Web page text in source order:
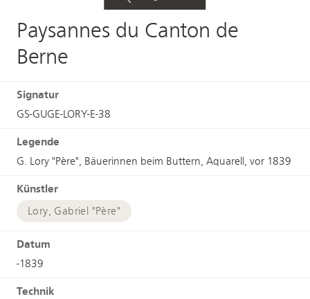
Paysannes du Canton de
Berne
Signatur
GS-GUGE-LORY-E-38
Legende
G. Lory "Père", Bäuerinnen beim Buttern, Aquarell, vor 1839
Künstler
Lory, Gabriel "Père"
Datum
-1839
Technik